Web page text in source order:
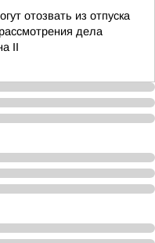
отозвать из отпуска
дела
II